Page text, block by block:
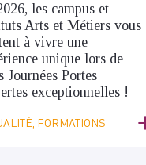
les campus et
Arts et Métiers vous
à vivre une
unique lors de
Journées Portes
exceptionnelles !
FORMATIONS